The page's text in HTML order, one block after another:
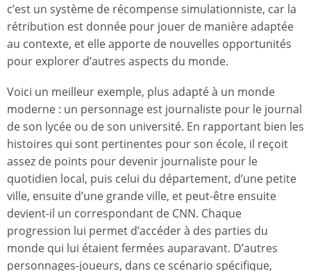
c’est un système de récompense simulationniste, car la
rétribution est donnée pour jouer de manière adaptée
au contexte, et elle apporte de nouvelles opportunités
pour explorer d’autres aspects du monde.
Voici un meilleur exemple, plus adapté à un monde
moderne : un personnage est journaliste pour le journal
de son lycée ou de son université. En rapportant bien les
histoires qui sont pertinentes pour son école, il reçoit
assez de points pour devenir journaliste pour le
quotidien local, puis celui du département, d’une petite
ville, ensuite d’une grande ville, et peut-être ensuite
devient-il un correspondant de CNN. Chaque
progression lui permet d’accéder à des parties du
monde qui lui étaient fermées auparavant. D’autres
personnages-joueurs, dans ce scénario spécifique,